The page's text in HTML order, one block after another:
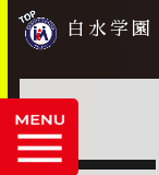
白水学園